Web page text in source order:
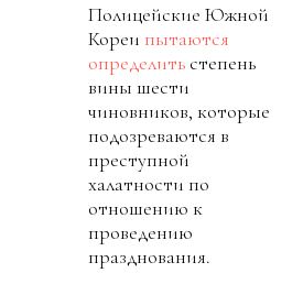
Полицейские Южной
Кореи пытаются
определить степень
вины шести
чиновников, которые
подозреваются в
преступной
халатности по
отношению к
проведению
празднования.